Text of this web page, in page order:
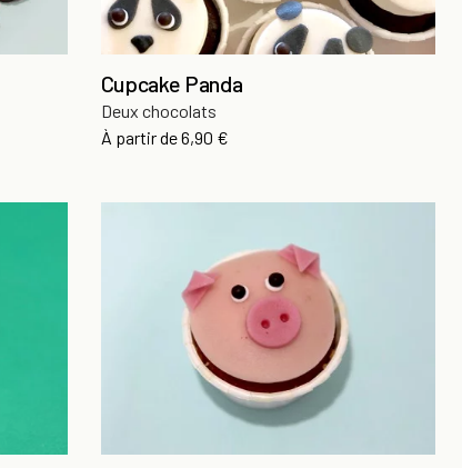
Cupcake Panda
Deux chocolats
À partir dePrix
6,90 €